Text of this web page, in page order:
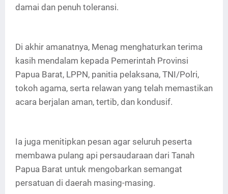
damai dan penuh toleransi.
Di akhir amanatnya, Menag menghaturkan terima
kasih mendalam kepada Pemerintah Provinsi
Papua Barat, LPPN, panitia pelaksana, TNI/Polri,
tokoh agama, serta relawan yang telah memastikan
acara berjalan aman, tertib, dan kondusif.
Ia juga menitipkan pesan agar seluruh peserta
membawa pulang api persaudaraan dari Tanah
Papua Barat untuk mengobarkan semangat
persatuan di daerah masing-masing.